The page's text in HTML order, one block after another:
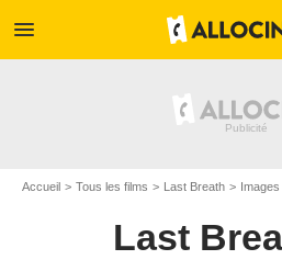
menu
Accueil Tous les films Last Breath
Last